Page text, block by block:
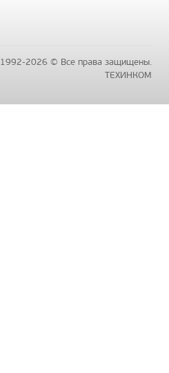
1992-2026 © Все права защищены.
ТЕХИНКОМ